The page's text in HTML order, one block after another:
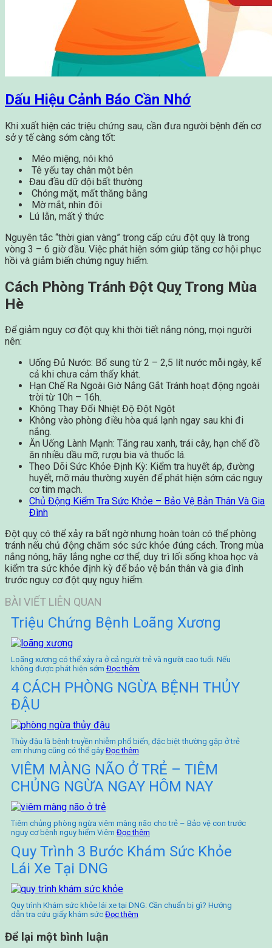
Dấu Hiệu Cảnh Báo Cần Nhớ
Khi xuất hiện các triệu chứng sau, cần đưa người bệnh đến cơ
sở y tế càng sớm càng tốt:
Méo miệng, nói khó
Tê yếu tay chân một bên
Đau đầu dữ dội bất thường
Chóng mặt, mất thăng bằng
Mờ mắt, nhìn đôi
Lú lẫn, mất ý thức
Nguyên tắc “thời gian vàng” trong cấp cứu đột quỵ là trong
vòng 3 – 6 giờ đầu. Việc phát hiện sớm giúp tăng cơ hội phục
hồi và giảm biến chứng nguy hiểm.
Cách Phòng Tránh Đột Quỵ Trong Mùa
Hè
Để giảm nguy cơ đột quỵ khi thời tiết nắng nóng, mọi người
nên:
Uống Đủ Nước: Bổ sung từ 2 – 2,5 lít nước mỗi ngày, kể
cả khi chưa cảm thấy khát.
Hạn Chế Ra Ngoài Giờ Nắng Gắt Tránh hoạt động ngoài
trời từ 10h – 16h.
Không Thay Đổi Nhiệt Độ Đột Ngột
Không vào phòng điều hòa quá lạnh ngay sau khi đi
nắng.
Ăn Uống Lành Mạnh: Tăng rau xanh, trái cây, hạn chế đồ
ăn nhiều dầu mỡ, rượu bia và thuốc lá.
Theo Dõi Sức Khỏe Định Kỳ: Kiểm tra huyết áp, đường
huyết, mỡ máu thường xuyên để phát hiện sớm các nguy
cơ tim mạch.
Chủ Động Kiểm Tra Sức Khỏe – Bảo Vệ Bản Thân Và Gia
Đình
Đột quỵ có thể xảy ra bất ngờ nhưng hoàn toàn có thể phòng
tránh nếu chủ động chăm sóc sức khỏe đúng cách. Trong mùa
nắng nóng, hãy lắng nghe cơ thể, duy trì lối sống khoa học và
kiểm tra sức khỏe định kỳ để bảo vệ bản thân và gia đình
trước nguy cơ đột quỵ nguy hiểm.
BÀI VIẾT LIÊN QUAN
Triệu Chứng Bệnh Loãng Xương
Loãng xương có thể xảy ra ở cả người trẻ và người cao tuổi. Nếu
không được phát hiện sớm Đọc thêm
4 CÁCH PHÒNG NGỪA BỆNH THỦY
ĐẬU
Thủy đậu là bệnh truyền nhiễm phổ biến, đặc biệt thường gặp ở trẻ
em nhưng cũng có thể gây Đọc thêm
VIÊM MÀNG NÃO Ở TRẺ – TIÊM
CHỦNG NGỪA NGAY HÔM NAY
Tiêm chủng phòng ngừa viêm màng não cho trẻ – Bảo vệ con trước
nguy cơ bệnh nguy hiểm Viêm Đọc thêm
Quy Trình 3 Bước Khám Sức Khỏe
Lái Xe Tại DNG
Quy trình Khám sức khỏe lái xe tại DNG: Cần chuẩn bị gì? Hướng
dẫn tra cứu giấy khám sức Đọc thêm
Để lại một bình luận